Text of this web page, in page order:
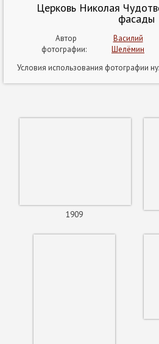
Церковь Николая
фасады
Автор
фотографии:
Василий
Шелёмин
Условия использования фотографии
1909